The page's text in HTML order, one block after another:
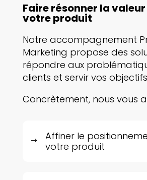
Faire résonner la
votre produit
Notre accompagnement
Marketing propose des
répondre aux
clients et servir vos
Concrètement, nous vous
$
Affiner le
votre produit